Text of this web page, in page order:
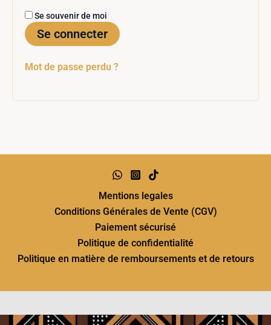
Se souvenir de moi
Se connecter
Mot de passe perdu ?
Mentions legales
Conditions Générales de Vente (CGV)
Paiement sécurisé
Politique de confidentialité
Politique en matière de remboursements et de retours